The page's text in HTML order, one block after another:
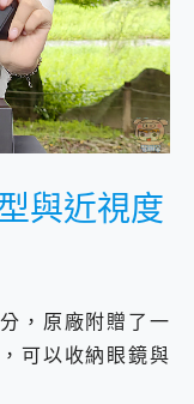
與近視度
，原廠附贈了一
可以收納眼鏡與